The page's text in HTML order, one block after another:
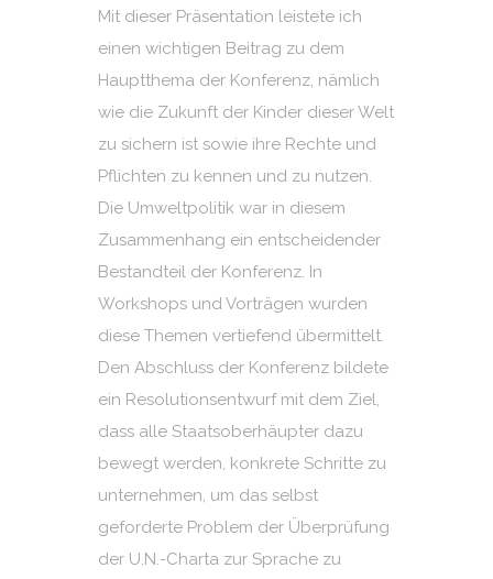
Mit dieser Präsentation leistete ich
einen wichtigen Beitrag zu dem
Hauptthema der Konferenz, nämlich
wie die Zukunft der Kinder dieser Welt
zu sichern ist sowie ihre Rechte und
Pflichten zu kennen und zu nutzen.
Die Umweltpolitik war in diesem
Zusammenhang ein entscheidender
Bestandteil der Konferenz. In
Workshops und Vorträgen wurden
diese Themen vertiefend übermittelt.
Den Abschluss der Konferenz bildete
ein Resolutionsentwurf mit dem Ziel,
dass alle Staatsoberhäupter dazu
bewegt werden, konkrete Schritte zu
unternehmen, um das selbst
geforderte Problem der Überprüfung
der U.N.-Charta zur Sprache zu